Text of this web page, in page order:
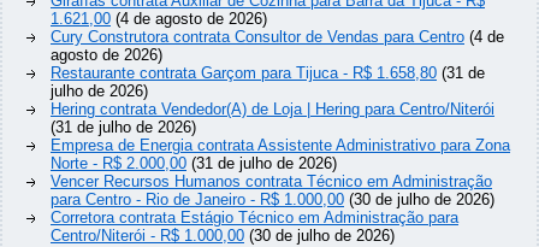
1.621,00 (4 de agosto de 2026)
Cury Construtora contrata Consultor de Vendas para Centro (4 de
agosto de 2026)
Restaurante contrata Garçom para Tijuca - R$ 1.658,80 (31 de
julho de 2026)
Hering contrata Vendedor(A) de Loja | Hering para Centro/Niterói
(31 de julho de 2026)
Empresa de Energia contrata Assistente Administrativo para Zona
Norte - R$ 2.000,00 (31 de julho de 2026)
Vencer Recursos Humanos contrata Técnico em Administração
para Centro - Rio de Janeiro - R$ 1.000,00 (30 de julho de 2026)
Corretora contrata Estágio Técnico em Administração para
Centro/Niterói - R$ 1.000,00 (30 de julho de 2026)